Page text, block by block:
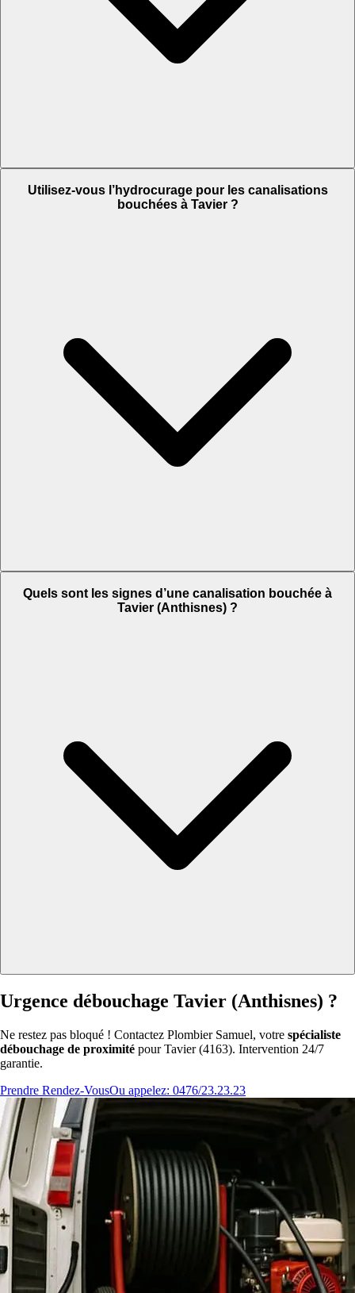
Utilisez-vous l’hydrocurage pour les canalisations
bouchées à Tavier ?
Quels sont les signes d’une canalisation bouchée à
Tavier (Anthisnes) ?
Urgence débouchage Tavier (Anthisnes) ?
Ne restez pas bloqué ! Contactez Plombier Samuel, votre spécialiste
débouchage de proximité pour Tavier (4163). Intervention 24/7
garantie.
Prendre Rendez-VousOu appelez: 0476/23.23.23